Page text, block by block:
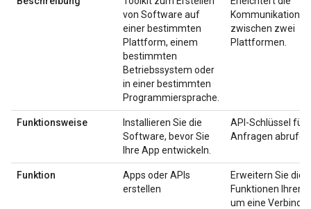
von Software auf
einer bestimmten
Plattform, einem
bestimmten
Betriebssystem oder
in einer bestimmten
Programmiersprache.
Kommunikation
zwischen zwei
Plattformen.
Funktionsweise
Installieren Sie die
Software, bevor Sie
Ihre App entwickeln.
API-Schlüssel für
Anfragen abrufen
Funktion
Apps oder APIs
erstellen
Erweitern Sie die
Funktionen Ihrer
um eine